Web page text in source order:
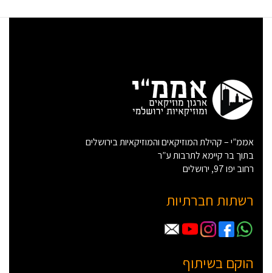
אממ”י – קהילת המוזיקאים והמוזיקאיות בירושלים
בתוך בר קיימא לתרבות ע”ר
רחוב יפו 97, ירושלים
רשתות חברתיות
הוקם בשיתוף